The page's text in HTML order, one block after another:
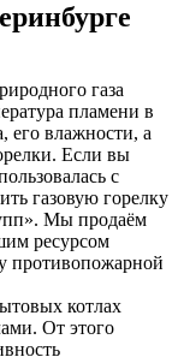
газа
пламени в
его влажности, а
Если вы
с
газовую горелку
Мы продаём
ресурсом
противопожарной
котлах
От этого